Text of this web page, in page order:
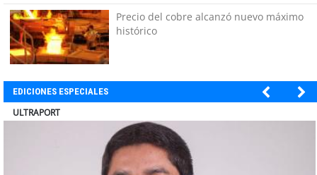
Precio del cobre alcanzó nuevo máximo
histórico
EDICIONES ESPECIALES
ULTRAPORT